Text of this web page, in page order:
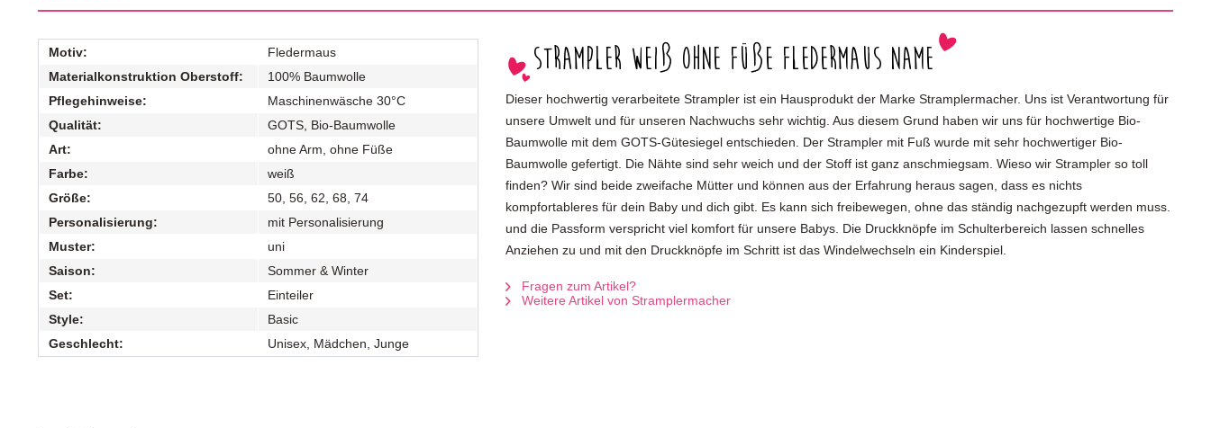
Motiv:
Fledermaus
Materialkonstruktion Oberstoff:
100% Baumwolle
Pflegehinweise:
Maschinenwäsche 30°C
Qualität:
GOTS, Bio-Baumwolle
Art:
ohne Arm, ohne Füße
Farbe:
weiß
Größe:
50, 56, 62, 68, 74
Personalisierung:
mit Personalisierung
Muster:
uni
Saison:
Sommer & Winter
Set:
Einteiler
Style:
Basic
Geschlecht:
Unisex, Mädchen, Junge
Strampler weiß ohne Füße Fledermaus Name
Dieser hochwertig verarbeitete Strampler ist ein Hausprodukt der Marke Stramplermacher. Uns ist Verantwortung für
unsere Umwelt und für unseren Nachwuchs sehr wichtig. Aus diesem Grund haben wir uns für hochwertige Bio-
Baumwolle mit dem GOTS-Gütesiegel entschieden. Der Strampler mit Fuß wurde mit sehr hochwertiger Bio-
Baumwolle gefertigt. Die Nähte sind sehr weich und der Stoff ist ganz anschmiegsam. Wieso wir Strampler so toll
finden? Wir sind beide zweifache Mütter und können aus der Erfahrung heraus sagen, dass es nichts
kompfortableres für dein Baby und dich gibt. Es kann sich freibewegen, ohne das ständig nachgezupft werden muss.
und die Passform verspricht viel komfort für unsere Babys. Die Druckknöpfe im Schulterbereich lassen schnelles
Anziehen zu und mit den Druckknöpfe im Schritt ist das Windelwechseln ein Kinderspiel.
Fragen zum Artikel?
Weitere Artikel von Stramplermacher